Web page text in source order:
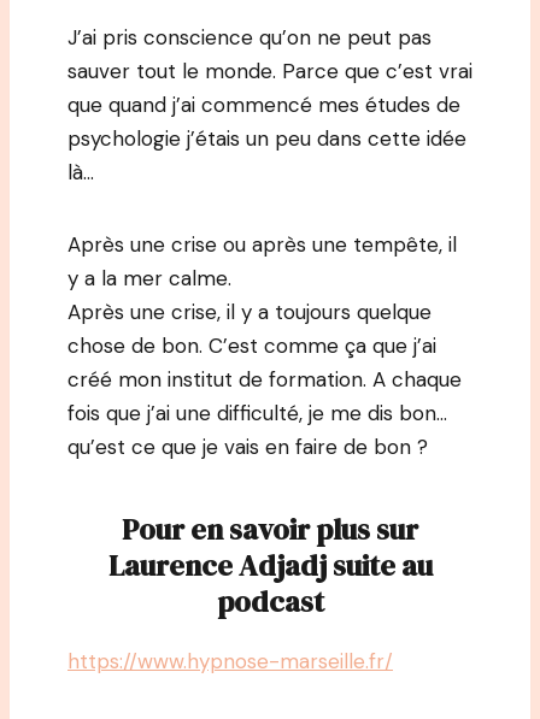
J’ai pris conscience qu’on ne peut pas
sauver tout le monde. Parce que c’est vrai
que quand j’ai commencé mes études de
psychologie j’étais un peu dans cette idée
là…
Après une crise ou après une tempête, il
y a la mer calme.
Après une crise, il y a toujours quelque
chose de bon. C’est comme ça que j’ai
créé mon institut de formation. A chaque
fois que j’ai une difficulté, je me dis bon…
qu’est ce que je vais en faire de bon ?
Pour en savoir plus sur
Laurence Adjadj suite au
podcast
https://www.hypnose-marseille.fr/